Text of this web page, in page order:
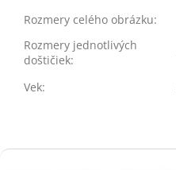
Rozmery celého obrázku:
Rozmery jednotlivých
doštičiek:
Vek:
Z